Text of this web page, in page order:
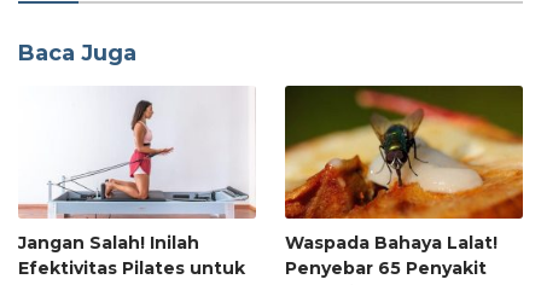
Baca Juga
Jangan Salah! Inilah
Efektivitas Pilates untuk
Waspada Bahaya Lalat!
Penyebar 65 Penyakit